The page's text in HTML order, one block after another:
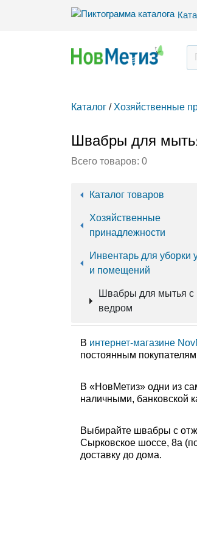
Каталог / Хозяйственные
Швабры для
Всего товаров: 0
Каталог товаров
Хозяйственные
принадлежности
Инвентарь для уборки
и помещений
Швабры для мытья с
ведром
В интернет-магазине
постоянным
В «НовМетиз» одни из
наличными, банковской
Выбирайте швабры с
Сырковское шоссе, 8а
доставку до дома.